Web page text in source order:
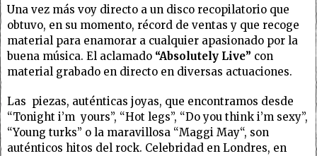
Una vez más voy directo a un disco recopilatorio que
obtuvo, en su momento, récord de ventas y que recoge
material para enamorar a cualquier apasionado por la
buena música. El aclamado “Absolutely Live” con
material grabado en directo en diversas actuaciones.
Las piezas, auténticas joyas, que encontramos desde
“Tonight i’m yours”, “Hot legs”, “Do you think i’m sexy”,
“Young turks” o la maravillosa “Maggi May“, son
auténticos hitos del rock. Celebridad en Londres, en